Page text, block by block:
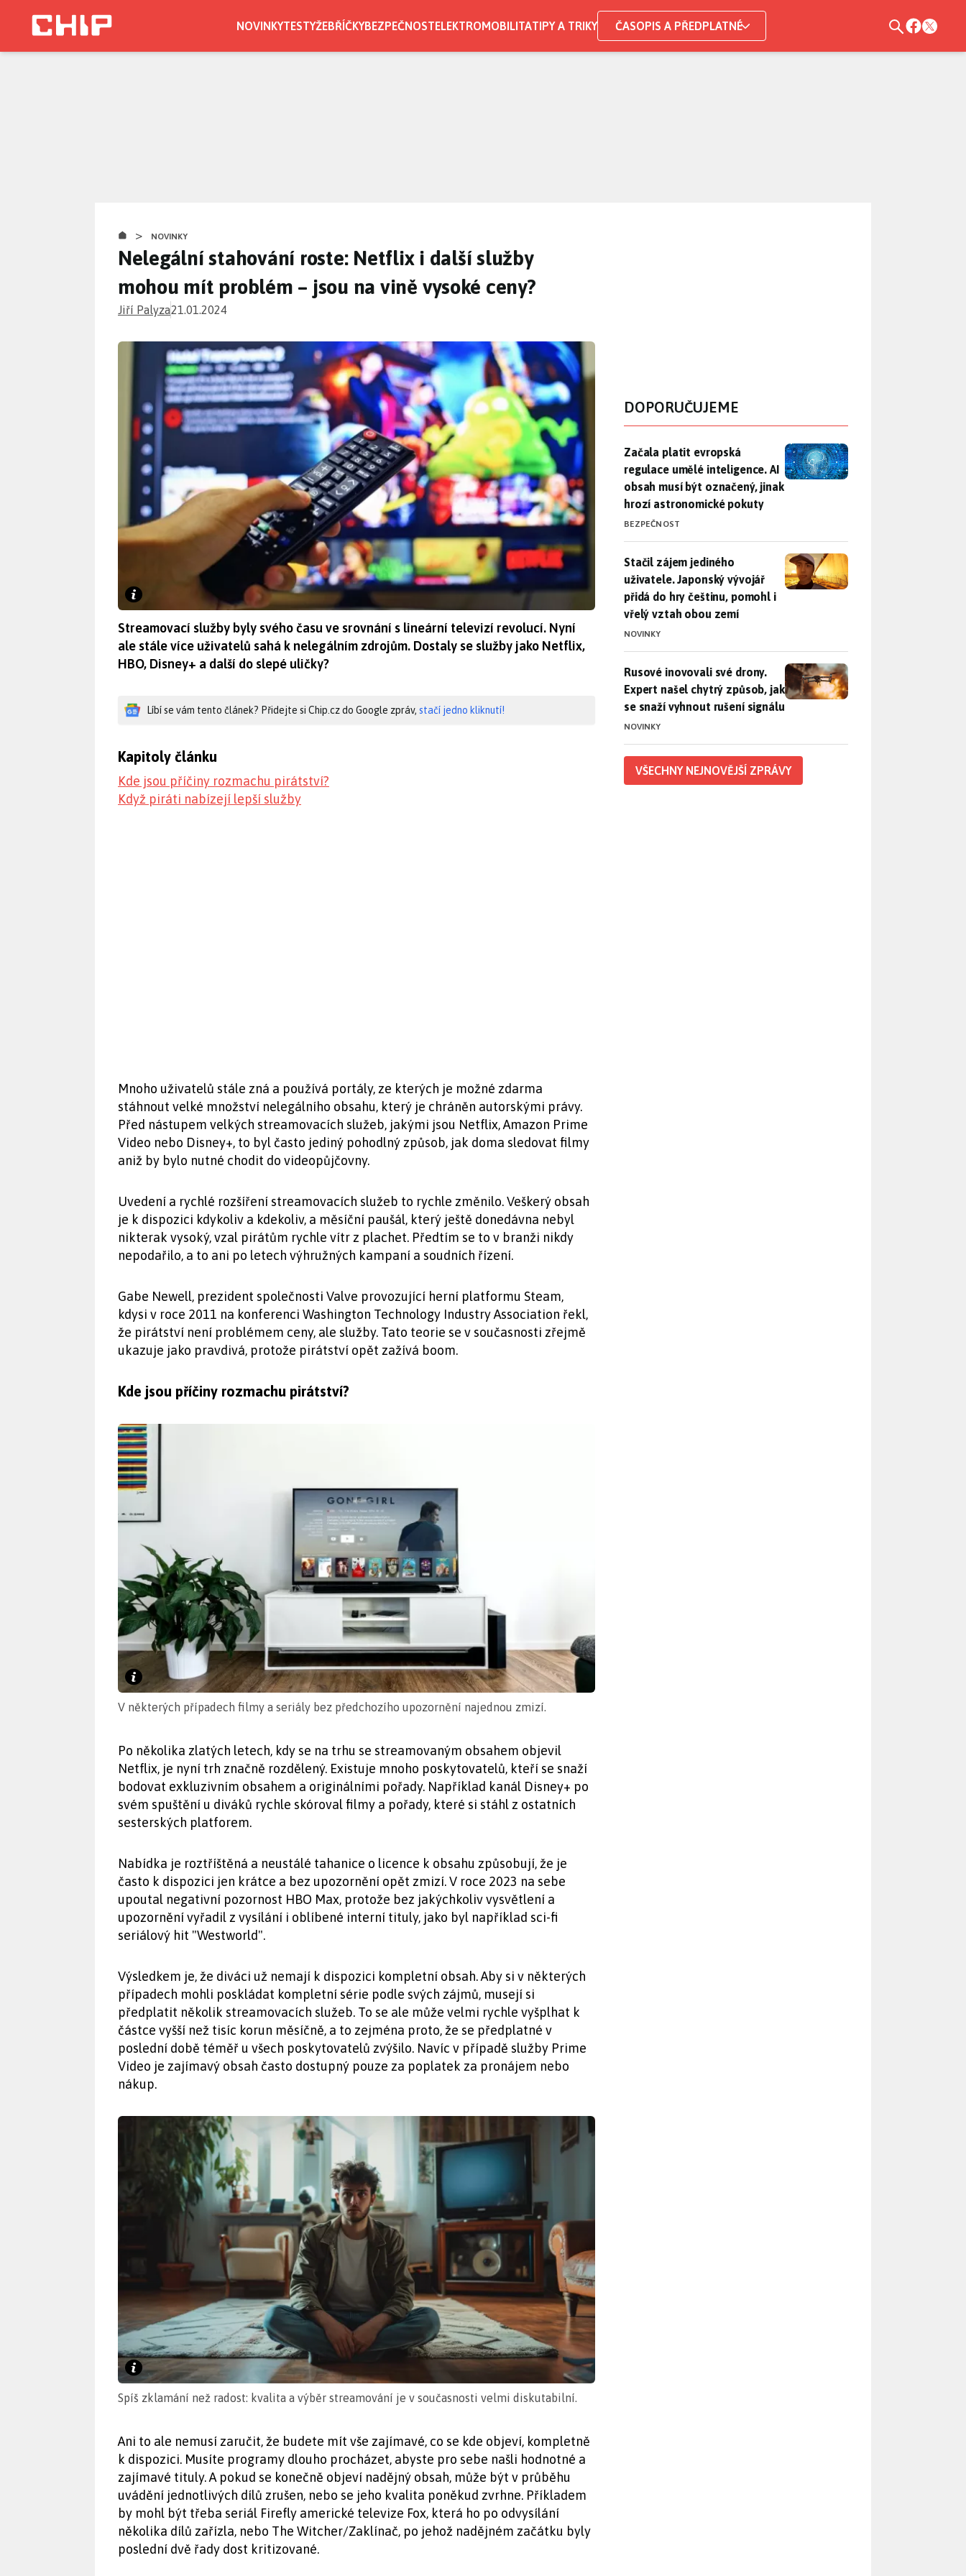
NOVINKYTESTYŽEBŘÍČKYBEZPEČNOSTELEKTROMOBILITATIPY A TRIKY ČASOPIS A PŘEDPLATNÉ
> NOVINKY
Nelegální stahování roste: Netflix i další služby
mohou mít problém – jsou na vině vysoké ceny?
Jiří Palyza21.01.2024
Streamovací služby byly svého času ve srovnání s lineární televizí revolucí. Nyní
ale stále více uživatelů sahá k nelegálním zdrojům. Dostaly se služby jako Netflix,
HBO, Disney+ a další do slepé uličky?
Líbí se vám tento článek? Přidejte si Chip.cz do Google zpráv, stačí jedno kliknutí!
Kapitoly článku
Kde jsou příčiny rozmachu pirátství?
Když piráti nabízejí lepší služby
Mnoho uživatelů stále zná a používá portály, ze kterých je možné zdarma
stáhnout velké množství nelegálního obsahu, který je chráněn autorskými právy.
Před nástupem velkých streamovacích služeb, jakými jsou Netflix, Amazon Prime
Video nebo Disney+, to byl často jediný pohodlný způsob, jak doma sledovat filmy
aniž by bylo nutné chodit do videopůjčovny.
Uvedení a rychlé rozšíření streamovacích služeb to rychle změnilo. Veškerý obsah
je k dispozici kdykoliv a kdekoliv, a měsíční paušál, který ještě donedávna nebyl
nikterak vysoký, vzal pirátům rychle vítr z plachet. Předtím se to v branži nikdy
nepodařilo, a to ani po letech výhružných kampaní a soudních řízení.
Gabe Newell, prezident společnosti Valve provozující herní platformu Steam,
kdysi v roce 2011 na konferenci Washington Technology Industry Association řekl,
že pirátství není problémem ceny, ale služby. Tato teorie se v současnosti zřejmě
ukazuje jako pravdivá, protože pirátství opět zažívá boom.
Kde jsou příčiny rozmachu pirátství?
V některých případech filmy a seriály bez předchozího upozornění najednou zmizí.
Po několika zlatých letech, kdy se na trhu se streamovaným obsahem objevil
Netflix, je nyní trh značně rozdělený. Existuje mnoho poskytovatelů, kteří se snaží
bodovat exkluzivním obsahem a originálními pořady. Například kanál Disney+ po
svém spuštění u diváků rychle skóroval filmy a pořady, které si stáhl z ostatních
sesterských platforem.
Nabídka je roztříštěná a neustálé tahanice o licence k obsahu způsobují, že je
často k dispozici jen krátce a bez upozornění opět zmizí. V roce 2023 na sebe
upoutal negativní pozornost HBO Max, protože bez jakýchkoliv vysvětlení a
upozornění vyřadil z vysílání i oblíbené interní tituly, jako byl například sci-fi
seriálový hit "Westworld".
Výsledkem je, že diváci už nemají k dispozici kompletní obsah. Aby si v některých
případech mohli poskládat kompletní série podle svých zájmů, musejí si
předplatit několik streamovacích služeb. To se ale může velmi rychle vyšplhat k
částce vyšší než tisíc korun měsíčně, a to zejména proto, že se předplatné v
poslední době téměř u všech poskytovatelů zvýšilo. Navíc v případě služby Prime
Video je zajímavý obsah často dostupný pouze za poplatek za pronájem nebo
nákup.
Spíš zklamání než radost: kvalita a výběr streamování je v současnosti velmi diskutabilní.
Ani to ale nemusí zaručit, že budete mít vše zajímavé, co se kde objeví, kompletně
k dispozici. Musíte programy dlouho procházet, abyste pro sebe našli hodnotné a
zajímavé tituly. A pokud se konečně objeví nadějný obsah, může být v průběhu
uvádění jednotlivých dílů zrušen, nebo se jeho kvalita poněkud zvrhne. Příkladem
by mohl být třeba seriál Firefly americké televize Fox, která ho po odvysílání
několika dílů zařízla, nebo The Witcher/Zaklínač, po jehož nadějném začátku byly
poslední dvě řady dost kritizované.
DOPORUČUJEME
Začala platit evropská regulace umělé inteligence. AI obsah
Začala platit evropská
regulace umělé inteligence. AI
obsah musí být označený, jinak
hrozí astronomické pokuty
BEZPEČNOST
Stačil zájem jediného uživatele. Japonský vývojář přidá do hry
Stačil zájem jediného
uživatele. Japonský vývojář
přidá do hry češtinu, pomohl i
vřelý vztah obou zemí
NOVINKY
Rusové inovovali své drony. Expert našel chytrý způsob, jak se
Rusové inovovali své drony.
Expert našel chytrý způsob, jak
se snaží vyhnout rušení signálu
NOVINKY
VŠECHNY NEJNOVĚJŠÍ ZPRÁVY